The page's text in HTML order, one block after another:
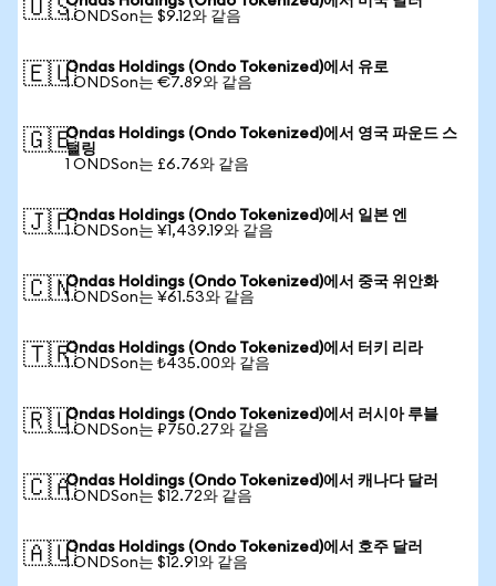
🇺🇸1 ONDSon는 $9.12와 같음
🇪🇺Ondas Holdings (Ondo Tokenized)에서 유로
1 ONDSon는 €7.89와 같음
🇬🇧Ondas Holdings (Ondo Tokenized)에서 영국 파운드 스
털링
1 ONDSon는 £6.76와 같음
🇯🇵Ondas Holdings (Ondo Tokenized)에서 일본 엔
1 ONDSon는 ¥1,439.19와 같음
🇨🇳Ondas Holdings (Ondo Tokenized)에서 중국 위안화
1 ONDSon는 ¥61.53와 같음
🇹🇷Ondas Holdings (Ondo Tokenized)에서 터키 리라
1 ONDSon는 ₺435.00와 같음
🇷🇺Ondas Holdings (Ondo Tokenized)에서 러시아 루블
1 ONDSon는 ₽750.27와 같음
🇨🇦Ondas Holdings (Ondo Tokenized)에서 캐나다 달러
1 ONDSon는 $12.72와 같음
🇦🇺Ondas Holdings (Ondo Tokenized)에서 호주 달러
1 ONDSon는 $12.91와 같음